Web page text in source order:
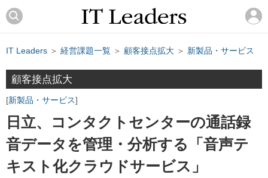
IT Leaders ＞ 経営課題一覧 ＞ 顧客接点拡大 ＞ 新製品・サービス
顧客接点拡大
新製品・サービス
日立、コンタクトセンターの通話録
音データを管理・分析する「音声テ
キスト化クラウドサービス」